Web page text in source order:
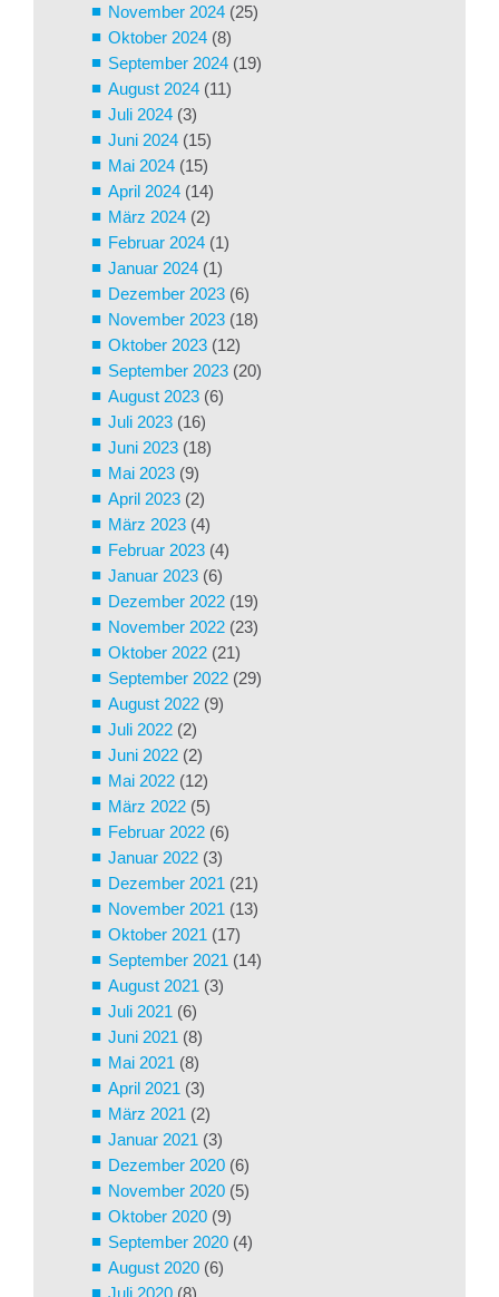
November 2024 (25)
Oktober 2024 (8)
September 2024 (19)
August 2024 (11)
Juli 2024 (3)
Juni 2024 (15)
Mai 2024 (15)
April 2024 (14)
März 2024 (2)
Februar 2024 (1)
Januar 2024 (1)
Dezember 2023 (6)
November 2023 (18)
Oktober 2023 (12)
September 2023 (20)
August 2023 (6)
Juli 2023 (16)
Juni 2023 (18)
Mai 2023 (9)
April 2023 (2)
März 2023 (4)
Februar 2023 (4)
Januar 2023 (6)
Dezember 2022 (19)
November 2022 (23)
Oktober 2022 (21)
September 2022 (29)
August 2022 (9)
Juli 2022 (2)
Juni 2022 (2)
Mai 2022 (12)
März 2022 (5)
Februar 2022 (6)
Januar 2022 (3)
Dezember 2021 (21)
November 2021 (13)
Oktober 2021 (17)
September 2021 (14)
August 2021 (3)
Juli 2021 (6)
Juni 2021 (8)
Mai 2021 (8)
April 2021 (3)
März 2021 (2)
Januar 2021 (3)
Dezember 2020 (6)
November 2020 (5)
Oktober 2020 (9)
September 2020 (4)
August 2020 (6)
Juli 2020 (8)